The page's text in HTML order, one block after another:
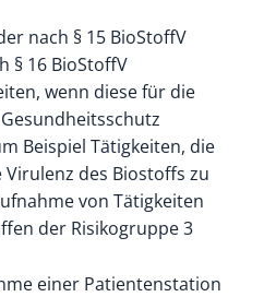
nach § 15 BioStoffV
§ 16 BioStoffV
wenn diese für die
Beispiel Tätigkeiten, die
des Biostoffs zu
von Tätigkeiten
der Risikogruppe 3
einer Patientenstation